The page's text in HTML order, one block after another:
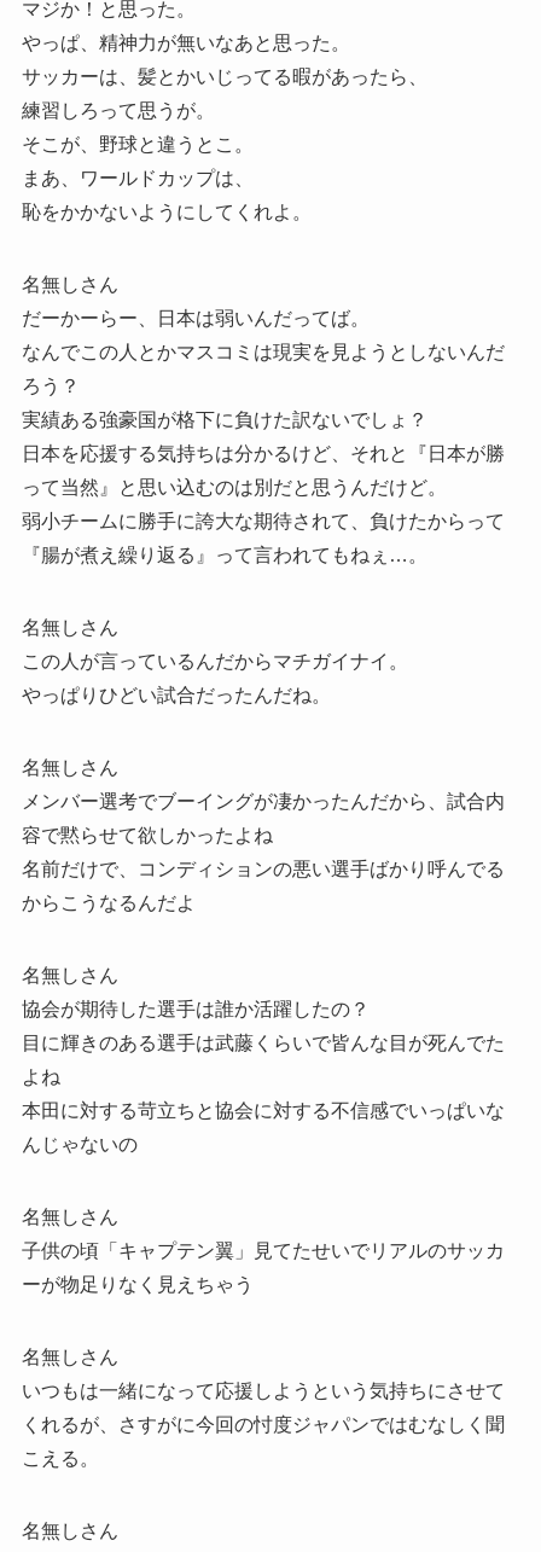
マジか！と思った。
やっぱ、精神力が無いなあと思った。
サッカーは、髪とかいじってる暇があったら、
練習しろって思うが。
そこが、野球と違うとこ。
まあ、ワールドカップは、
恥をかかないようにしてくれよ。
名無しさん
だーかーらー、日本は弱いんだってば。
なんでこの人とかマスコミは現実を見ようとしないんだ
ろう？
実績ある強豪国が格下に負けた訳ないでしょ？
日本を応援する気持ちは分かるけど、それと『日本が勝
って当然』と思い込むのは別だと思うんだけど。
弱小チームに勝手に誇大な期待されて、負けたからって
『腸が煮え繰り返る』って言われてもねぇ…。
名無しさん
この人が言っているんだからマチガイナイ。
やっぱりひどい試合だったんだね。
名無しさん
メンバー選考でブーイングが凄かったんだから、試合内
容で黙らせて欲しかったよね
名前だけで、コンディションの悪い選手ばかり呼んでる
からこうなるんだよ
名無しさん
協会が期待した選手は誰か活躍したの？
目に輝きのある選手は武藤くらいで皆んな目が死んでた
よね
本田に対する苛立ちと協会に対する不信感でいっぱいな
んじゃないの
名無しさん
子供の頃「キャプテン翼」見てたせいでリアルのサッカ
ーが物足りなく見えちゃう
名無しさん
いつもは一緒になって応援しようという気持ちにさせて
くれるが、さすがに今回の忖度ジャパンではむなしく聞
こえる。
名無しさん